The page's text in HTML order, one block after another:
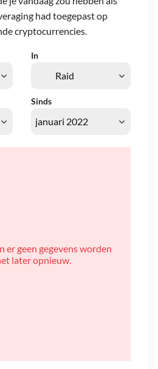
had toegepast op
cryptocurrencies.
In
Sinds
er geen gegevens worden
later opnieuw.